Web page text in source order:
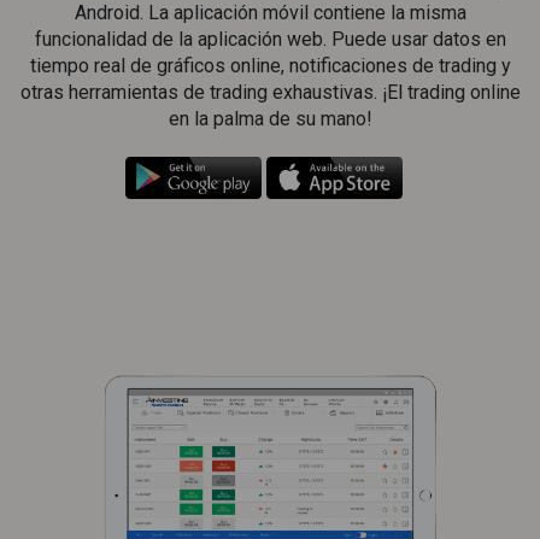
Android. La aplicación móvil contiene la misma
funcionalidad de la aplicación web. Puede usar datos en
tiempo real de gráficos online, notificaciones de trading y
otras herramientas de trading exhaustivas. ¡El trading online
en la palma de su mano!